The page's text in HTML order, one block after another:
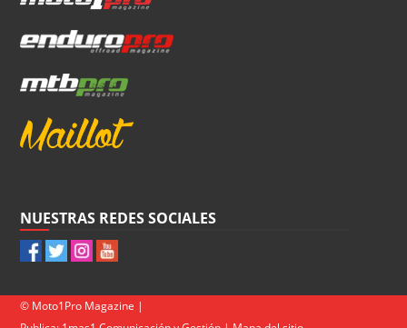
NUESTRAS REDES SOCIALES
© Moto1Pro Magazine |